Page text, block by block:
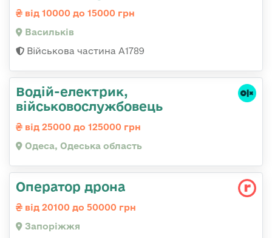
від 10000 до 15000 грн
Васильків
Військова частина А1789
Водій-електрик,
військовослужбовець
від 25000 до 125000 грн
Одеса, Одеська область
Оператор дрона
від 20100 до 50000 грн
Запоріжжя